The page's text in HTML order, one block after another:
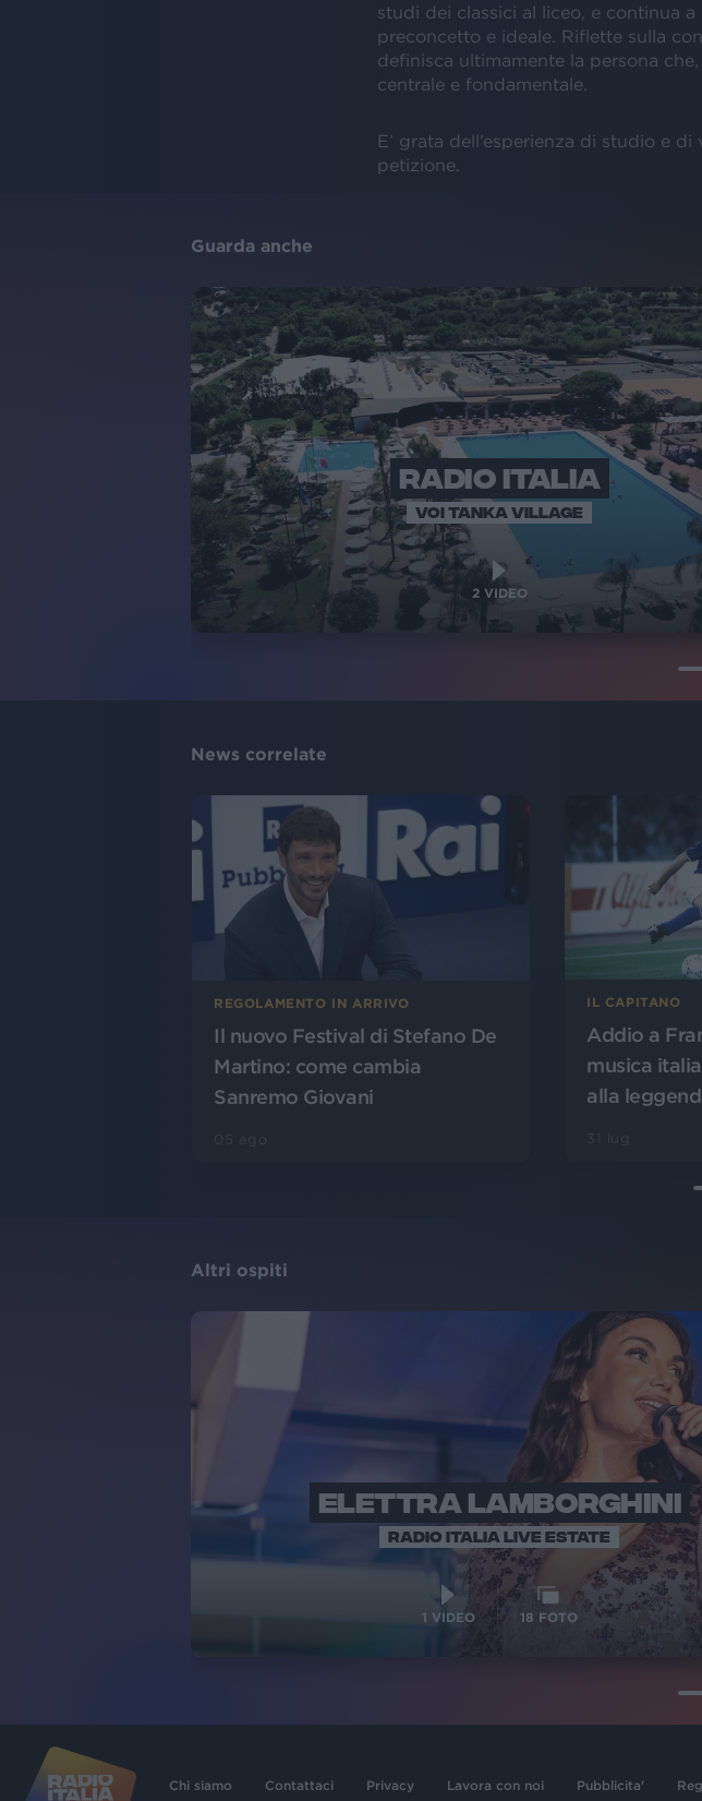
studi dei classici al liceo, e continua
preconcetto e ideale. Riflette sulla
definisca ultimamente la persona
centrale e fondamentale.
E’ grata dell’esperienza di studio e
petizione.
Guarda anche
RADIO ITALIA
VOI TANKA VILLAGE
2VIDEO
News correlate
REGOLAMENTO IN ARRIVO
Il nuovo Festival di Stefano De
Martino: come cambia
Sanremo Giovani
IL CAPITANO
Addio a
musica
alla
Altri ospiti
ELETTRA LAMBORGHINI
RADIO ITALIA LIVE ESTATE
1 VIDEO 18 FOTO
Chi siamo Contattaci Privacy Lavora con noi Pubblicita'